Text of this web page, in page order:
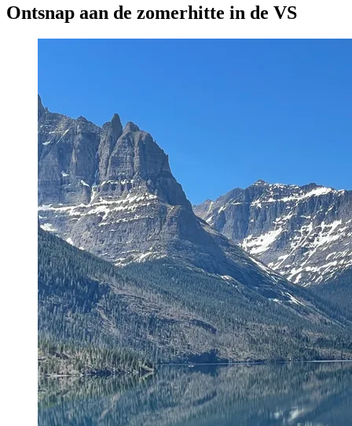
Ontsnap aan de zomerhitte in de VS